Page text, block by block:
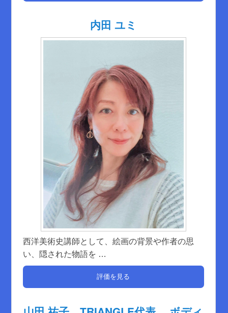
内田 ユミ
西洋美術史講師として、絵画の背景や作者の思
い、隠された物語を …
評価を見る